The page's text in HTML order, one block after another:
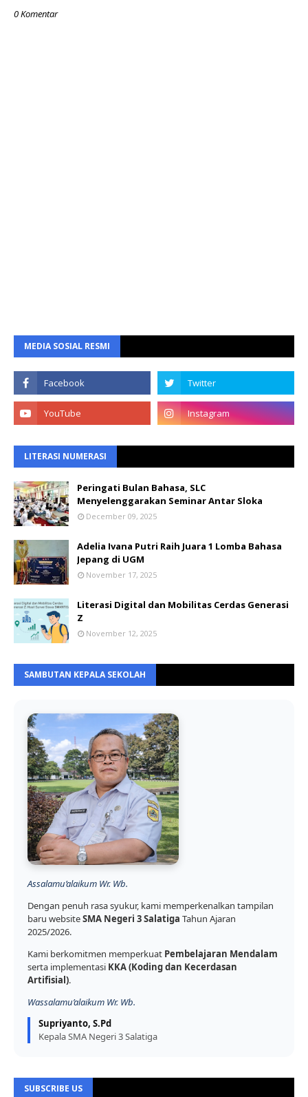
0 Komentar
MEDIA SOSIAL RESMI
LITERASI NUMERASI
Peringati Bulan Bahasa, SLC
Menyelenggarakan Seminar Antar Sloka
December 09, 2025
Adelia Ivana Putri Raih Juara 1 Lomba Bahasa
Jepang di UGM
November 17, 2025
Literasi Digital dan Mobilitas Cerdas Generasi
Z
November 12, 2025
SAMBUTAN KEPALA SEKOLAH
Assalamu’alaikum Wr. Wb.
Dengan penuh rasa syukur, kami memperkenalkan tampilan
baru websiteSMA Negeri 3 Salatiga Tahun Ajaran
2025/2026.
Kami berkomitmen memperkuat Pembelajaran Mendalam
serta implementasi KKA (Koding dan Kecerdasan
Artifisial).
Wassalamu’alaikum Wr. Wb.
Supriyanto, S.Pd
Kepala SMA Negeri 3 Salatiga
SUBSCRIBE US